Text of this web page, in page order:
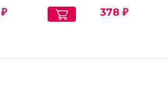
378 ₽